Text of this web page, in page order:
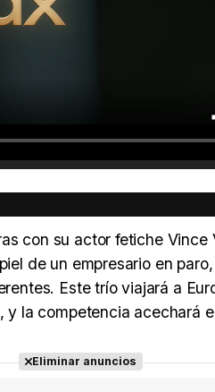
con su actor fetiche
de un empresario en
Este trío viajará a
la competencia acechará
Eliminar anuncios